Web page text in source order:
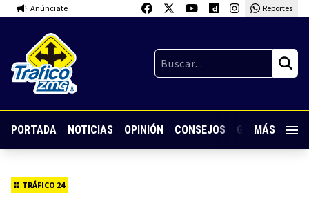
Anúnciate Reportes
PORTADA NOTICIAS OPINIÓN CONSEJOS GUARDIA
MÁS
TRÁFICO 24